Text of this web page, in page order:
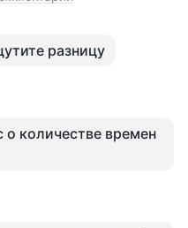
разницу
количестве времен